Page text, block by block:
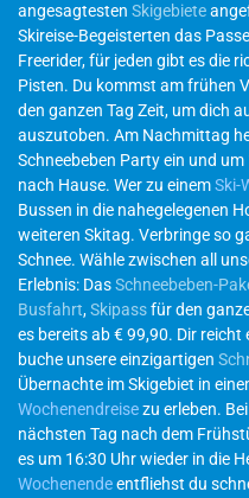
angesagtesten Skigebiete
Skireise-Begeisterten das
Freerider, für jeden gibt es die
Pisten. Du kommst am frühen
den ganzen Tag Zeit, um dich
auszutoben. Am Nachmittag
Schneebeben Party ein und
nach Hause. Wer zu einemSki-
Bussen in die nahegelegenen
weiteren Skitag. Verbringe so
Schnee. Wähle zwischen all
Erlebnis: DasSchneebeben-
Busfahrt,Skipassfür den
es bereits ab € 99,90. Dir reicht
buche unsere einzigartigen
Übernachte im Skigebiet in
Wochenendreisezu erleben.
nächsten Tag nach dem
es um 16:30 Uhr wieder in die
Wochenendeentfliehst du